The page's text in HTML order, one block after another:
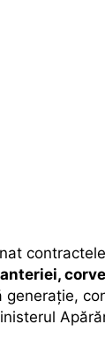
generație,